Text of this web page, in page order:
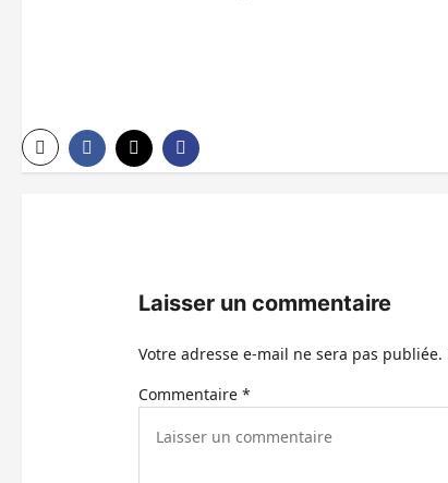
a
t
’
a
Laisser un commentaire
Votre adresse e-mail ne sera pas publiée.
Commentaire *